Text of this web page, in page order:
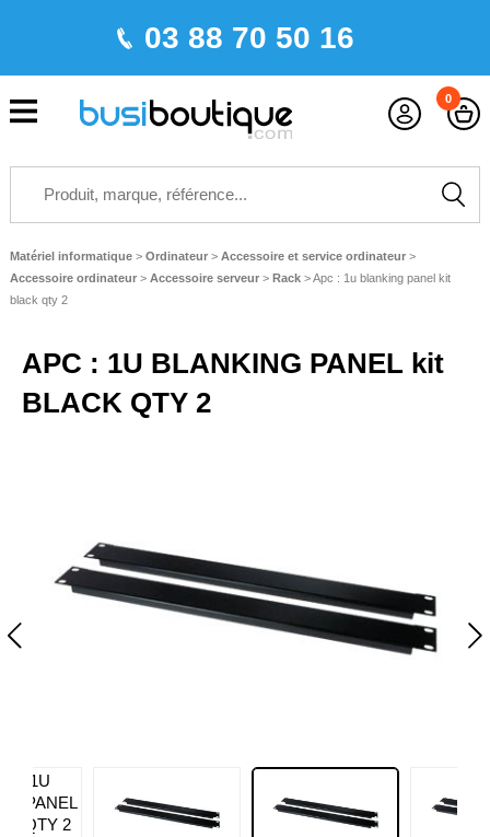
03 88 70 50 16
0
Matériel informatique > Ordinateur > Accessoire et service ordinateur >
Accessoire ordinateur > Accessoire serveur > Rack>Apc : 1u blanking panel kit
black qty 2
APC : 1U BLANKING PANEL kit
BLACK QTY 2